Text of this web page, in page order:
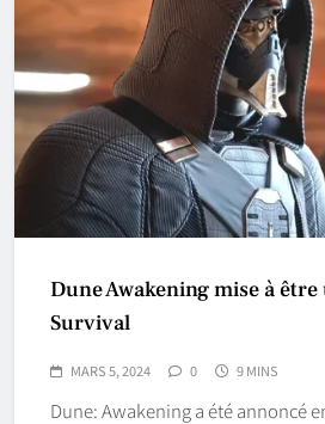
Dune Awakening mise à
Survival
MARS 5, 2024 0 9 MINS
Dune: Awakening a été annoncé